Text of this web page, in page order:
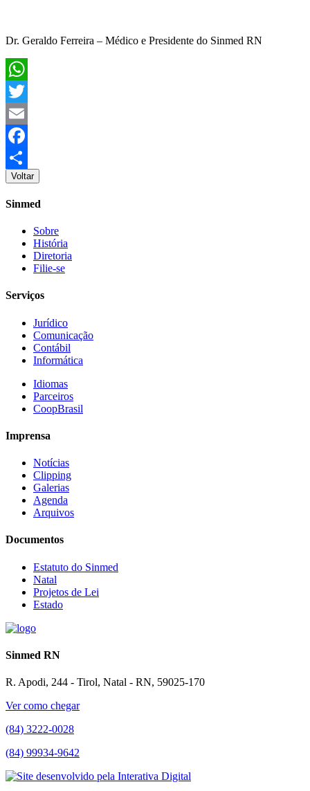
Dr. Geraldo Ferreira – Médico e Presidente do Sinmed RN
WhatsApp
Twitter
Email
Facebook
Share
Voltar
Sinmed
Sobre
História
Diretoria
Filie-se
Serviços
Jurídico
Comunicação
Contábil
Informática
Idiomas
Parceiros
CoopBrasil
Imprensa
Notícias
Clipping
Galerias
Agenda
Arquivos
Documentos
Estatuto do Sinmed
Natal
Projetos de Lei
Estado
Sinmed RN
R. Apodi, 244 - Tirol, Natal - RN, 59025-170
Ver como chegar
(84) 3222-0028
(84) 99934-9642